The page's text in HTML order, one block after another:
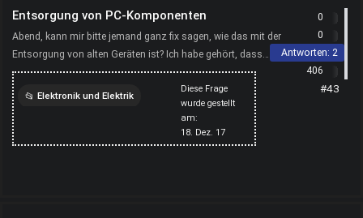
Entsorgung von PC-Komponenten
Abend, kann mir bitte jemand ganz fix sagen, wie das mit der
Entsorgung von alten Geräten ist? Ich habe gehört, dass
besonders alte Bildschirme explodieren können. Stimmt...
Diese Frage
wurde gestellt
am:
18. Dez. 17
Elektronik und Elektrik
bildschirm
0
0
Antworten: 2
406
#43